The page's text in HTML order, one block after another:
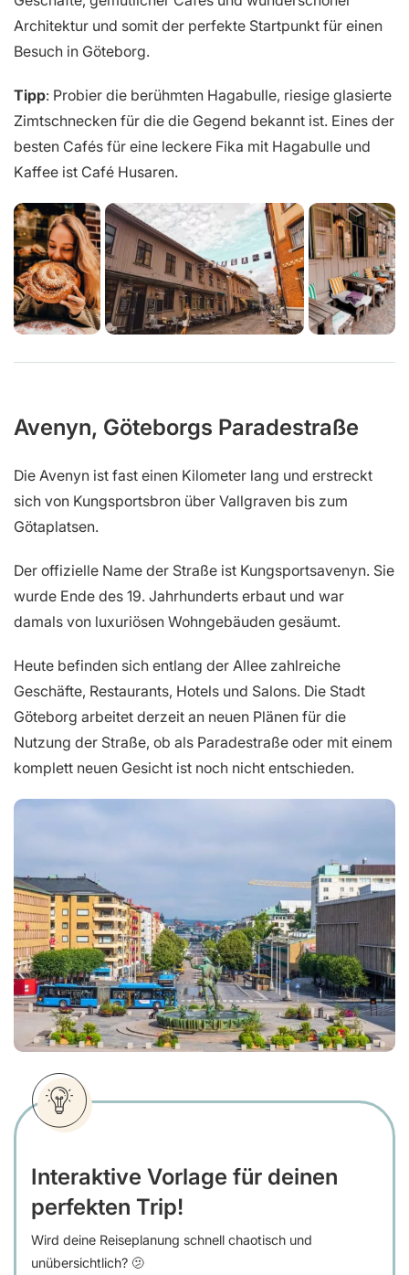
Architektur und somit der perfekte Startpunkt für einen
Besuch in Göteborg.
Tipp: Probier die berühmten Hagabulle, riesige glasierte
Zimtschnecken für die die Gegend bekannt ist. Eines der
besten Cafés für eine leckere Fika mit Hagabulle und
Kaffee ist Café Husaren.
Avenyn, Göteborgs Paradestraße
Die Avenyn ist fast einen Kilometer lang und erstreckt
sich von Kungsportsbron über Vallgraven bis zum
Götaplatsen.
Der offizielle Name der Straße ist Kungsportsavenyn. Sie
wurde Ende des 19. Jahrhunderts erbaut und war
damals von luxuriösen Wohngebäuden gesäumt.
Heute befinden sich entlang der Allee zahlreiche
Geschäfte, Restaurants, Hotels und Salons. Die Stadt
Göteborg arbeitet derzeit an neuen Plänen für die
Nutzung der Straße, ob als Paradestraße oder mit einem
komplett neuen Gesicht ist noch nicht entschieden.
Interaktive Vorlage für deinen
perfekten Trip!
Wird deine Reiseplanung schnell chaotisch und
unübersichtlich? 🫤